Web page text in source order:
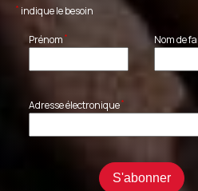
* indique le besoin
Prénom * Nom de
Adresse électronique*